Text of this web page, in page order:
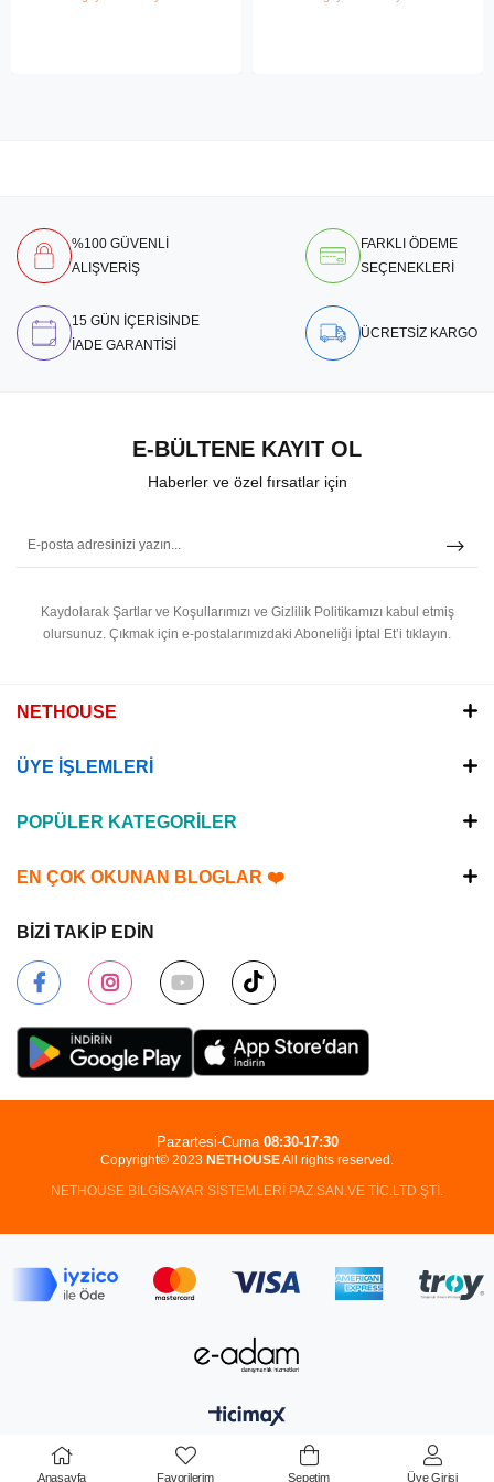
%100 GÜVENLİ
ALIŞVERİŞ
FARKLI ÖDEME
SEÇENEKLERİ
15 GÜN İÇERİSİNDE
İADE GARANTİSİ
ÜCRETSİZ KARGO
E-BÜLTENE KAYIT OL
Haberler ve özel fırsatlar için
Kaydolarak Şartlar ve Koşullarımızı ve Gizlilik Politikamızı kabul etmiş
olursunuz. Çıkmak için e-postalarımızdaki Aboneliği İptal Et’i tıklayın.
NETHOUSE
ÜYE İŞLEMLERİ
POPÜLER KATEGORİLER
EN ÇOK OKUNAN BLOGLAR ❤️
BİZİ TAKİP EDİN
Copyright© 2023 NETHOUSEAll rights reserved.
NETHOUSE BİLGİSAYAR SİSTEMLERİ PAZ.SAN.VE TİC.LTD.ŞTİ.
Pazartesi-Cuma 08:30-17:30
Anasayfa Favorilerim Sepetim Üye Girişi